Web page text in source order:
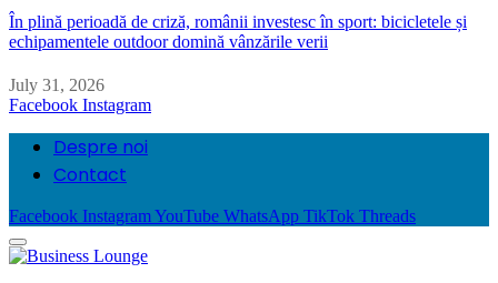
În plină perioadă de criză, românii investesc în sport: bicicletele și
echipamentele outdoor domină vânzările verii
July 31, 2026
Facebook Instagram
Despre noi
Contact
Facebook InstagramYouTube WhatsApp TikTok Threads